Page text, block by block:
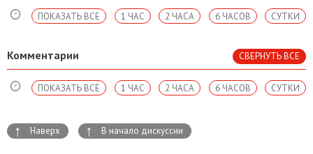
СУТКИ
6 ЧАСОВ
2 ЧАСА
1 ЧАС
ПОКАЗАТЬ ВСЕ
Комментарии СВЕРНУТЬ ВСЕ
СУТКИ
6 ЧАСОВ
2 ЧАСА
1 ЧАС
ПОКАЗАТЬ ВСЕ
↑ Наверх ↑ В начало дискуссии